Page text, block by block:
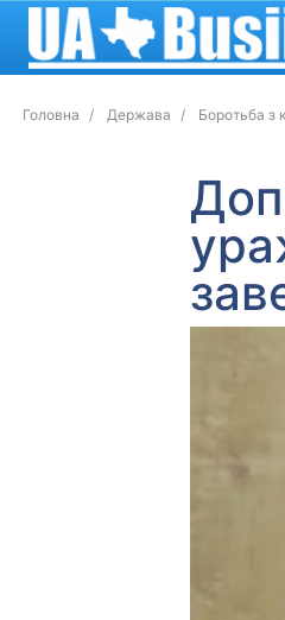
Головна Держава Боротьба з